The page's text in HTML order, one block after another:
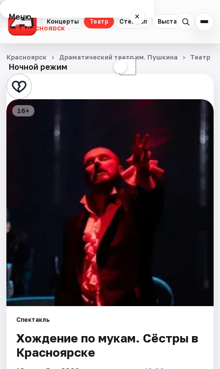
Концерты Театр Стендап Выставки
Меню ×
Красноярск
Концерты
Театр
Стендап
Города
Площадки
Артисты
Ночной режим ☾
Красноярск Драматический театр им. Пушкина Театр
16+
Спектакль
Хождение по мукам. Сёстры в
Красноярске